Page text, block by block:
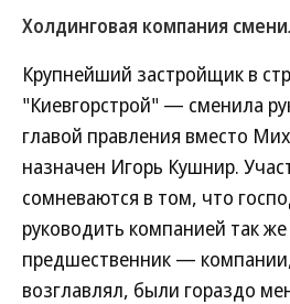
Холдинговая компания
Крупнейший застройщик в
"Киевгорстрой" — сменила
главой правления вместо
назначен Игорь Кушнир.
сомневаются в том, что
руководить компанией так
предшественник —
возглавлял, были гораздо